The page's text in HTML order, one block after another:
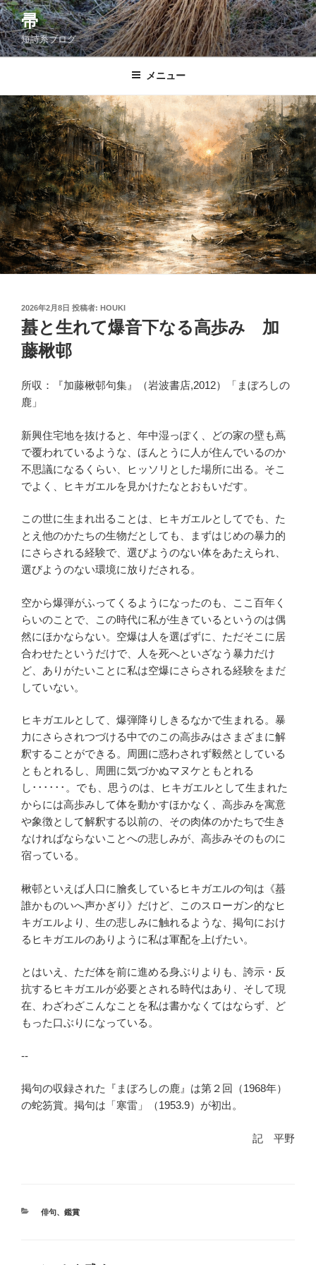
コ
ン
テ
ン
ス
キ
ッ
プ
帚
短詩系ブログ
メニュー
投
稿
日:
2026年2月8日 投稿者: HOUKI
蟇と生れて爆音下なる高歩み 加
藤楸邨
所収：『加藤楸邨句集』（岩波書店,2012）「まぼろしの
鹿」
新興住宅地を抜けると、年中湿っぽく、どの家の壁も蔦
で覆われているような、ほんとうに人が住んでいるのか
不思議になるくらい、ヒッソリとした場所に出る。そこ
でよく、ヒキガエルを見かけたなとおもいだす。
この世に生まれ出ることは、ヒキガエルとしてでも、た
とえ他のかたちの生物だとしても、まずはじめの暴力的
にさらされる経験で、選びようのない体をあたえられ、
選びようのない環境に放りだされる。
空から爆弾がふってくるようになったのも、ここ百年く
らいのことで、この時代に私が生きているというのは偶
然にほかならない。空爆は人を選ばずに、ただそこに居
合わせたというだけで、人を死へといざなう暴力だけ
ど、ありがたいことに私は空爆にさらされる経験をまだ
していない。
ヒキガエルとして、爆弾降りしきるなかで生まれる。暴
力にさらされつづける中でのこの高歩みはさまざまに解
釈することができる。周囲に惑わされず毅然としている
ともとれるし、周囲に気づかぬマヌケともとれる
し･･････。でも、思うのは、ヒキガエルとして生まれた
からには高歩みして体を動かすほかなく、高歩みを寓意
や象徴として解釈する以前の、その肉体のかたちで生き
なければならないことへの悲しみが、高歩みそのものに
宿っている。
楸邨といえば人口に膾炙しているヒキガエルの句は《蟇
誰かものいへ声かぎり》だけど、このスローガン的なヒ
キガエルより、生の悲しみに触れるような、掲句におけ
るヒキガエルのありように私は軍配を上げたい。
とはいえ、ただ体を前に進める身ぶりよりも、誇示・反
抗するヒキガエルが必要とされる時代はあり、そして現
在、わざわざこんなことを私は書かなくてはならず、ど
もった口ぶりになっている。
‐‐
掲句の収録された『まぼろしの鹿』は第２回（1968年）
の蛇笏賞。掲句は「寒雷」（1953.9）が初出。
記 平野
カ
ー
俳句、 鑑賞